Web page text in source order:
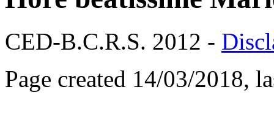
CED-B.C.R.S. 2012 -
Page created 14/03/2018,